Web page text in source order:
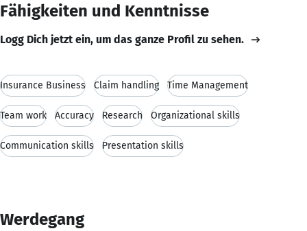
Fähigkeiten und Kenntnisse
Logg Dich jetzt ein, um das ganze Profil zu sehen.
Insurance Business Claim handling Time Management
Team work Accuracy Research Organizational skills
Communication skills Presentation skills
Werdegang